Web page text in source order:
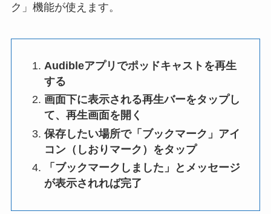
ク」機能が使えます。
Audibleアプリでポッドキャストを再生
する
画面下に表示される再生バーをタップし
て、再生画面を開く
保存したい場所で「ブックマーク」アイ
コン（しおりマーク）をタップ
「ブックマークしました」とメッセージ
が表示されれば完了